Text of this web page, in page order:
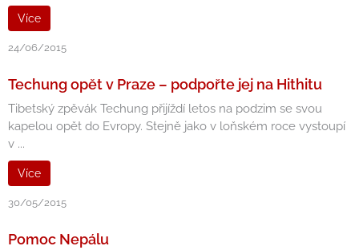
Více
24/06/2015
Techung opět v Praze – podpořte jej na Hithitu
Tibetský zpěvák Techung přijíždí letos na podzim se svou
kapelou opět do Evropy. Stejně jako v loňském roce vystoupí
v ...
Více
30/05/2015
Pomoc Nepálu